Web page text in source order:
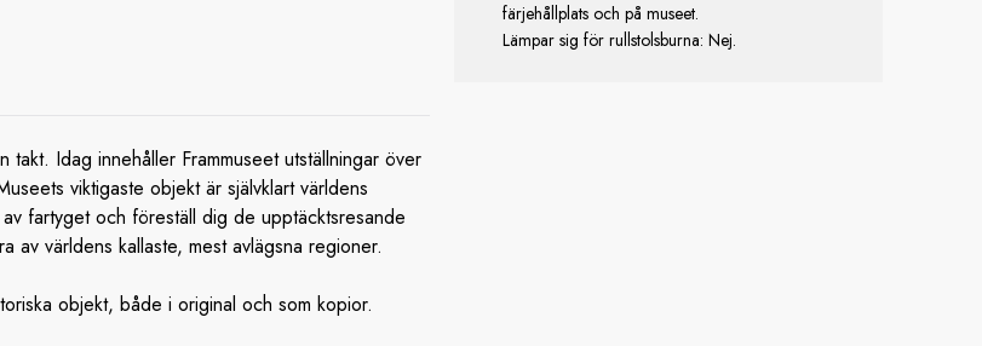
Idag innehåller Frammuseet utställningar över
viktigaste objekt är självklart världens
fartyget och föreställ dig de upptäcktsresande
världens kallaste, mest avlägsna regioner.
objekt, både i original och som kopior.
färjehållplats och på museet.
Lämpar sig för rullstolsburna: Nej.